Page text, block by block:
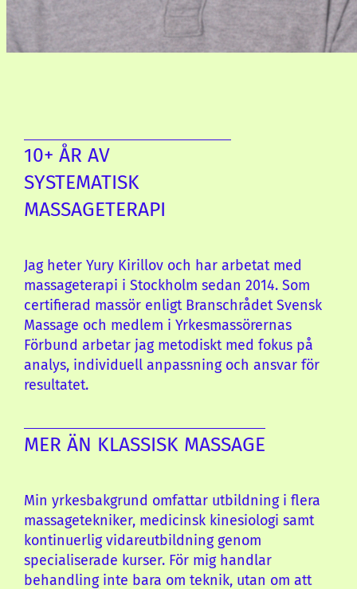
10+ ÅR AV
SYSTEMATISK
MASSAGETERAPI
Jag heter Yury Kirillov och har arbetat med
massageterapi i Stockholm sedan 2014. Som
certifierad massör enligt Branschrådet Svensk
Massage och medlem i Yrkesmassörernas
Förbund arbetar jag metodiskt med fokus på
analys, individuell anpassning och ansvar för
resultatet.
MER ÄN KLASSISK MASSAGE
Min yrkesbakgrund omfattar utbildning i flera
massagetekniker, medicinsk kinesiologi samt
kontinuerlig vidareutbildning genom
specialiserade kurser. För mig handlar
behandling inte bara om teknik, utan om att